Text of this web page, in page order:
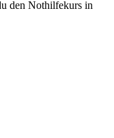
den Nothilfekurs in